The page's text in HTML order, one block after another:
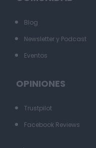
Blog
Newsletter y Podcast
Eventos
OPINIONES
Trustpilot
Facebook Reviews